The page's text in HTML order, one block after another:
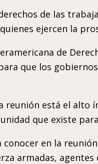
de las
ejercen la
de
que los
está el alto
que existe
conocer en la
armadas,